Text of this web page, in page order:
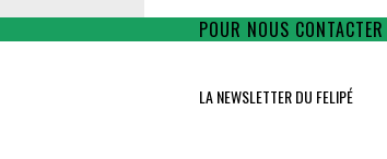
POUR NOUS
LA NEWSLETTER DU FELIPÉ